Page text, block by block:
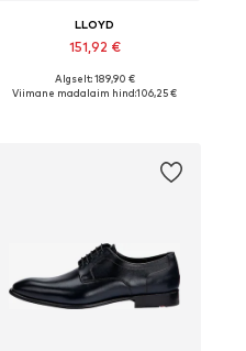
LLOYD
151,92 €
Saadaval erinevates suurustes
Algselt: 189,90 €
Viimane madalaim hind:106,25 €